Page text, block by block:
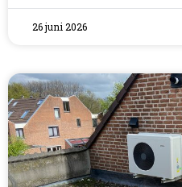
26 juni 2026